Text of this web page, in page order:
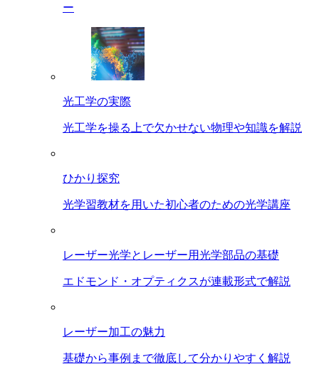
ー
光工学の実際
光工学を操る上で欠かせない物理や知識を解説
ひかり探究
光学習教材を用いた初心者のための光学講座
レーザー光学とレーザー用光学部品の基礎
エドモンド・オプティクスが連載形式で解説
レーザー加工の魅力
基礎から事例まで徹底して分かりやすく解説